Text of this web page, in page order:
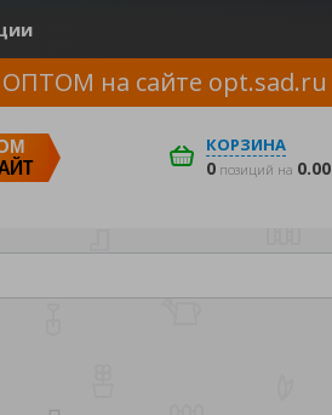
ОПТОМ на сайте opt.sad.ru
КОРЗИНА
0 позиций на 0.00